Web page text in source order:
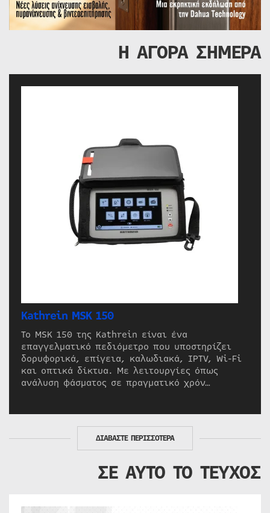
Η ΑΓΟΡΑ ΣΗΜΕΡΑ
Kathrein MSK 150
Το MSK 150 της Kathrein είναι ένα
επαγγελματικό πεδιόμετρο που υποστηρίζει
δορυφορικά, επίγεια, καλωδιακά, IPTV, Wi-Fi
και οπτικά δίκτυα. Με λειτουργίες όπως
ανάλυση φάσματος σε πραγματικό χρόν…
ΔΙΑΒΑΣΤΕ ΠΕΡΙΣΣΟΤΕΡΑ
ΣΕ ΑΥΤΟ ΤΟ ΤΕΥΧΟΣ